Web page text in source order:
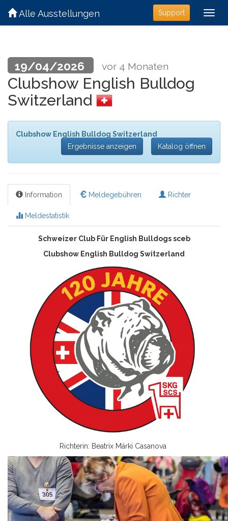
Support
Alle Ausstellungen
19/04/2026 vor 4 Monaten
Clubshow English Bulldog
Switzerland
Clubshow English Bulldog Switzerland
Ergebnisse anzeigen
Katalog öffnen
Information Meldegebühren Richter
Meldestatistik
Schweizer Club Für English Bulldogs sceb
Clubshow English Bulldog Switzerland
Richterin: Beatrix Märki Casanova